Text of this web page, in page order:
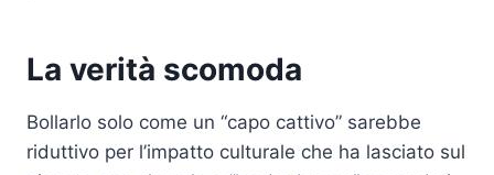
La verità scomoda
Bollarlo solo come un “capo cattivo” sarebbe
riduttivo per l’impatto culturale che ha lasciato sul